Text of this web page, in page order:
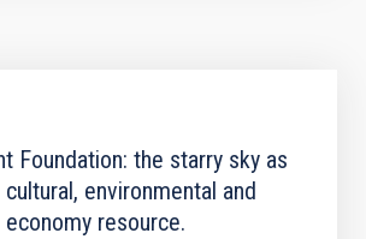
Foundation: the starry sky as
environmental and
resource.